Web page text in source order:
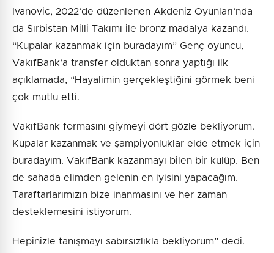
Ivanovic, 2022’de düzenlenen Akdeniz Oyunları’nda
da Sırbistan Milli Takımı ile bronz madalya kazandı.
“Kupalar kazanmak için buradayım” Genç oyuncu,
VakıfBank’a transfer olduktan sonra yaptığı ilk
açıklamada, “Hayalimin gerçekleştiğini görmek beni
çok mutlu etti.
VakıfBank formasını giymeyi dört gözle bekliyorum.
Kupalar kazanmak ve şampiyonluklar elde etmek için
buradayım. VakıfBank kazanmayı bilen bir kulüp. Ben
de sahada elimden gelenin en iyisini yapacağım.
Taraftarlarımızın bize inanmasını ve her zaman
desteklemesini istiyorum.
Hepinizle tanışmayı sabırsızlıkla bekliyorum” dedi.